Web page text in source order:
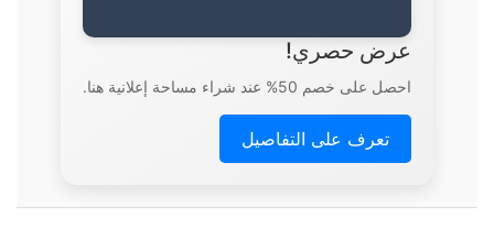
عرض حصري!
احصل على خصم 50% عند شراء مساحة إعلانية هنا.
تعرف على التفاصيل